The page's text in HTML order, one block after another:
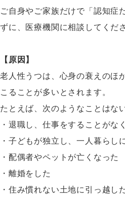
ご自身やご家族だけで「認知症
ずに、医療機関に相談してくだ
【原因】
老人性うつは、心身の衰えのほ
こることが多いとされます。
たとえば、次のようなことはな
・退職し、仕事をすることがな
・子どもが独立し、一人暮らし
・配偶者やペットが亡くなった
・離婚をした
・住み慣れない土地に引っ越し